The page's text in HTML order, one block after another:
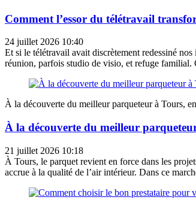
Comment l’essor du télétravail
24 juillet 2026 10:40
Et si le télétravail avait discrètement redessiné
réunion, parfois studio de visio, et refuge familial.
À la découverte du meilleur parqueteur à Tours,
À la découverte du meilleur
21 juillet 2026 10:18
À Tours, le parquet revient en force dans les
accrue à la qualité de l’air intérieur. Dans ce